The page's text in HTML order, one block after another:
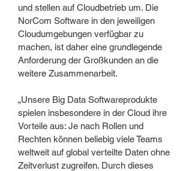
und stellen auf Cloudbetrieb um. Die
NorCom Software in den jeweiligen
Cloudumgebungen verfügbar zu
machen, ist daher eine grundlegende
Anforderung der Großkunden an die
weitere Zusammenarbeit.
„Unsere Big Data Softwareprodukte
spielen insbesondere in der Cloud ihre
Vorteile aus: Je nach Rollen und
Rechten können beliebig viele Teams
weltweit auf global verteilte Daten ohne
Zeitverlust zugreifen. Durch dieses